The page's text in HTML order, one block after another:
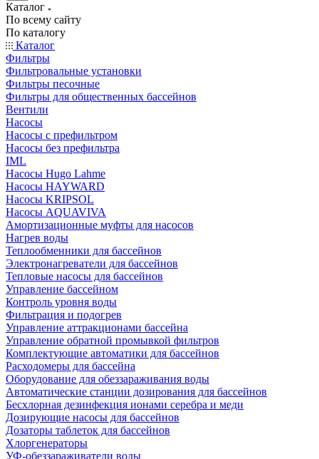
Каталог
По всему сайту
По каталогу
Каталог
Фильтры
Фильтровальные установки
Фильтры песочные
Фильтры для общественных бассейнов
Вентили
Насосы
Насосы с префильтром
Насосы без префильтра
IML
Насосы Hugo Lahme
Насосы HAYWARD
Насосы KRIPSOL
Насосы AQUAVIVA
Амортизационные муфты для насосов
Нагрев воды
Теплообменники для бассейнов
Электронагреватели для бассейнов
Тепловые насосы для бассейнов
Управление бассейном
Контроль уровня воды
Фильтрация и подогрев
Управление аттракционами бассейна
Управление обратной промывкой фильтров
Комплектующие автоматики для бассейнов
Расходомеры для бассейна
Оборудование для обеззараживания воды
Автоматические станции дозирования для бассейнов
Беcхлорная дезинфекция ионами серебра и меди
Дозирующие насосы для бассейнов
Дозаторы таблеток для бассейнов
Хлоргенераторы
УФ-обеззараживатели воды